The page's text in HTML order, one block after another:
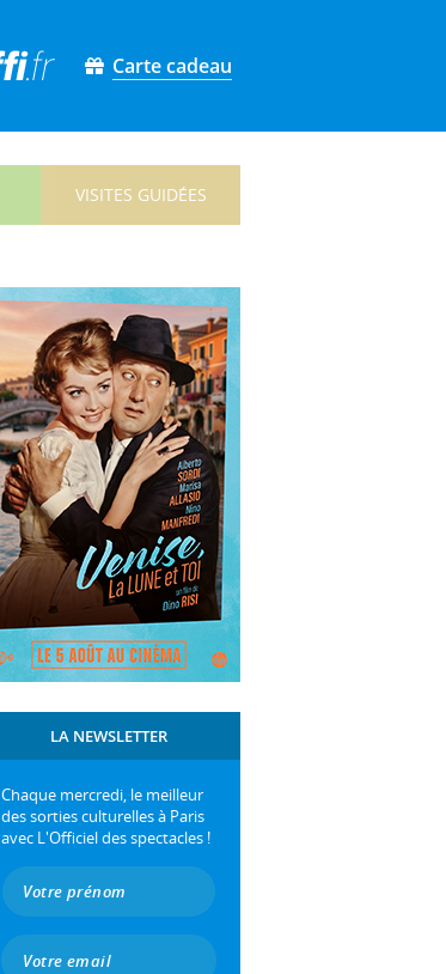
Carte cadeau
VISITES GUIDÉES
LA NEWSLETTER
Chaque mercredi, le meilleur
des sorties culturelles à Paris
avec L'Officiel des spectacles !